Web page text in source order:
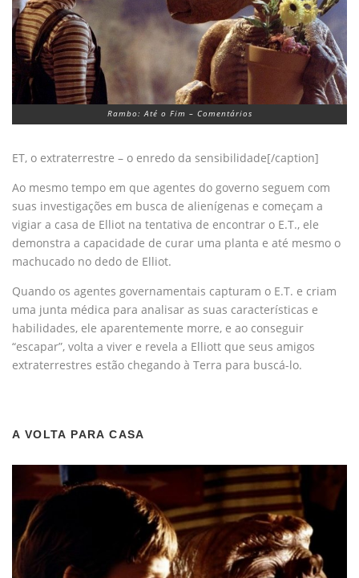
Rambo: Até o Fim – Comentários
ET, o extraterrestre – o enredo da sensibilidade[/caption]
Ao mesmo tempo em que agentes do governo seguem com
suas investigações em busca de alienígenas e começam a
vigiar a casa de Elliot na tentativa de encontrar o E.T., ele
demonstra a capacidade de curar uma planta e até mesmo o
machucado no dedo de Elliot.
Quando os agentes governamentais capturam o E.T. e criam
uma junta médica para analisar as suas características e
habilidades, ele aparentemente morre, e ao conseguir
“escapar”, volta a viver e revela a Elliott que seus amigos
extraterrestres estão chegando à Terra para buscá-lo.
A VOLTA PARA CASA